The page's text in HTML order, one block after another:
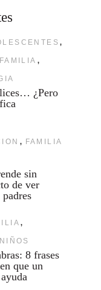
,
,
¿Pero
, FAMILIA
sin
de ver
,
NIÑOS
8 frases
que un